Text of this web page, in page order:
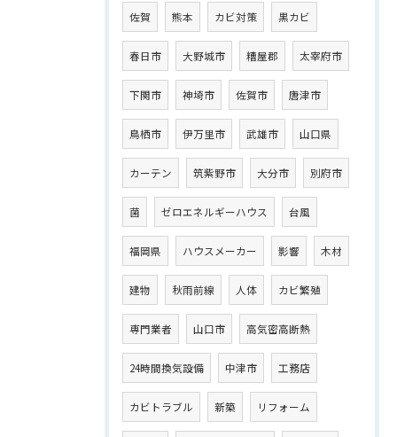
佐賀 熊本 カビ対策 黒カビ
春日市 大野城市 糟屋郡 太宰府市
下関市 神埼市 佐賀市 唐津市
鳥栖市 伊万里市 武雄市 山口県
カーテン 筑紫野市 大分市 別府市
菌 ゼロエネルギーハウス 台風
福岡県 ハウスメーカー 影響 木材
建物 秋雨前線 人体 カビ繁殖
専門業者 山口市 高気密高断熱
24時間換気設備 中津市 工務店
カビトラブル 新築 リフォーム